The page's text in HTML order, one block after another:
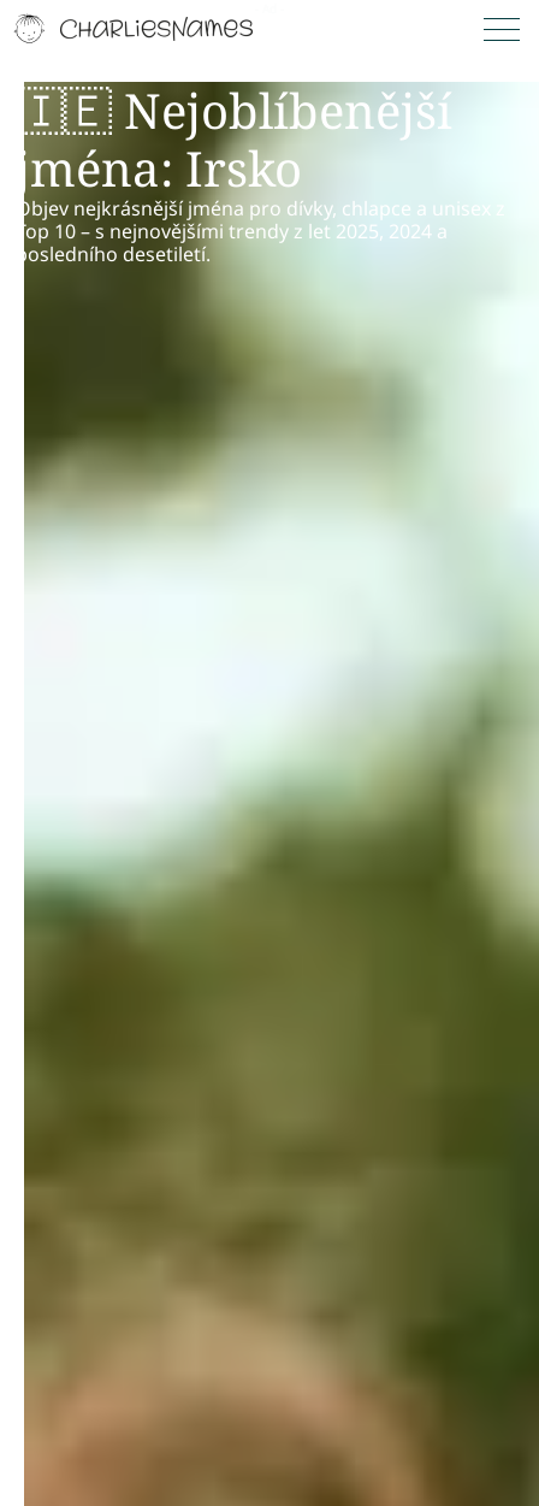
🇮🇪 Nejoblíbenější
jména: Irsko
Objev nejkrásnější jména pro dívky, chlapce a unisex z
Top 10 – s nejnovějšími trendy z let 2025, 2024 a
posledního desetiletí.